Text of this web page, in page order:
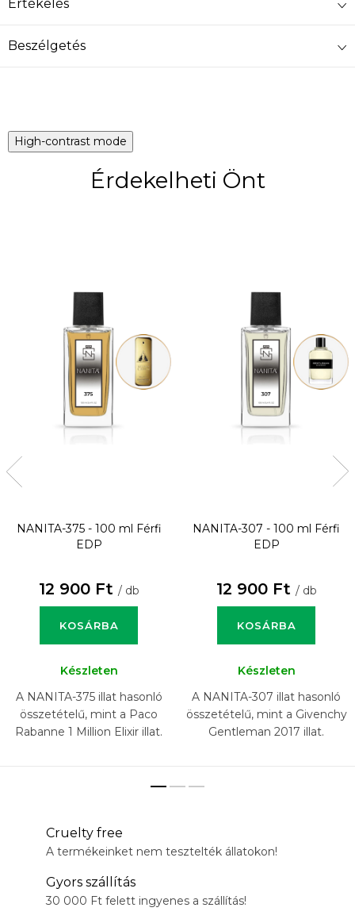
Értékelés
Beszélgetés
High-contrast mode
Érdekelheti Önt
NANITA-375 - 100 ml
Férfi
EDP
12 900 Ft / db
KOSÁRBA
Készleten
A NANITA-375 illat hasonló
összetételű, mint a Paco
Rabanne 1 Million Elixir illat.
NANITA-307 - 100 ml
Férfi
EDP
12 900 Ft / db
KOSÁRBA
Készleten
A NANITA-307 illat hasonló
összetételű, mint a Givenchy
Gentleman 2017 illat.
Cruelty free
A termékeinket nem tesztelték állatokon!
Gyors szállítás
30 000 Ft felett ingyenes a szállítás!